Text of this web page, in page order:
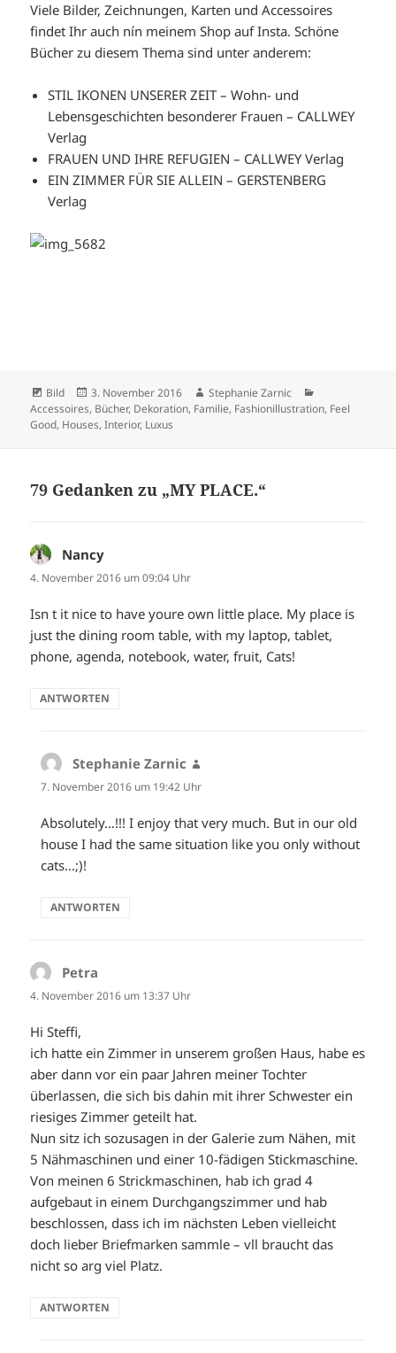
Viele Bilder, Zeichnungen, Karten und Accessoires
findet Ihr auch nín meinem Shop auf Insta. Schöne
Bücher zu diesem Thema sind unter anderem:
STIL IKONEN UNSERER ZEIT – Wohn- und
Lebensgeschichten besonderer Frauen – CALLWEY
Verlag
FRAUEN UND IHRE REFUGIEN – CALLWEY Verlag
EIN ZIMMER FÜR SIE ALLEIN – GERSTENBERG
Verlag
Format
Bild
Veröffentlicht
am
3. November 2016 Autor
Stephanie Zarnic
Accessoires, Bücher, Dekoration, Familie, Fashionillustration, Feel
Good, Houses,Interior, Luxus
79 Gedanken zu „MY PLACE.“
Nancy
4. November 2016 um 09:04 Uhr
Isn t it nice to have youre own little place. My place is
just the dining room table, with my laptop, tablet,
phone, agenda, notebook, water, fruit, Cats!
ANTWORTEN
Stephanie Zarnic
7. November 2016 um 19:42 Uhr
Absolutely…!!! I enjoy that very much. But in our old
house I had the same situation like you only without
cats…;)!
ANTWORTEN
Petra
4. November 2016 um 13:37 Uhr
Hi Steffi,
ich hatte ein Zimmer in unserem großen Haus, habe es
aber dann vor ein paar Jahren meiner Tochter
überlassen, die sich bis dahin mit ihrer Schwester ein
riesiges Zimmer geteilt hat.
Nun sitz ich sozusagen in der Galerie zum Nähen, mit
5 Nähmaschinen und einer 10-fädigen Stickmaschine.
Von meinen 6 Strickmaschinen, hab ich grad 4
aufgebaut in einem Durchgangszimmer und hab
beschlossen, dass ich im nächsten Leben vielleicht
doch lieber Briefmarken sammle – vll braucht das
nicht so arg viel Platz.
ANTWORTEN